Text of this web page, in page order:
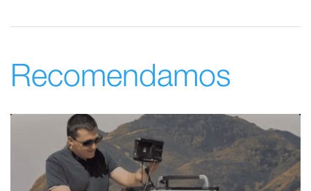
Recomendamos